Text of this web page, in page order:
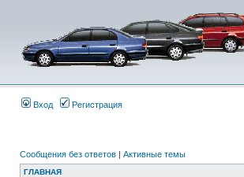
Вход Регистрация
Сообщения без ответов | Активные темы
ГЛАВНАЯ